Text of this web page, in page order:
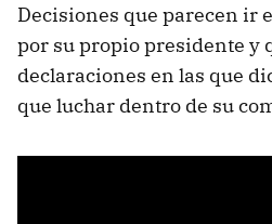
Decisiones que parecen ir
por su propio presidente y
declaraciones en las que
que luchar dentro de su